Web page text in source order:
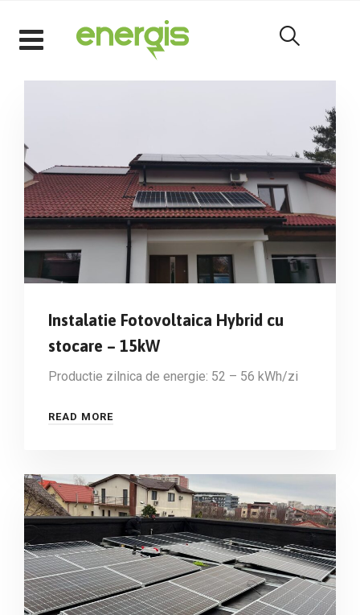
content
Instalatie Fotovoltaica Hybrid cu
stocare – 15kW
Productie zilnica de energie: 52 – 56 kWh/zi
READ MORE